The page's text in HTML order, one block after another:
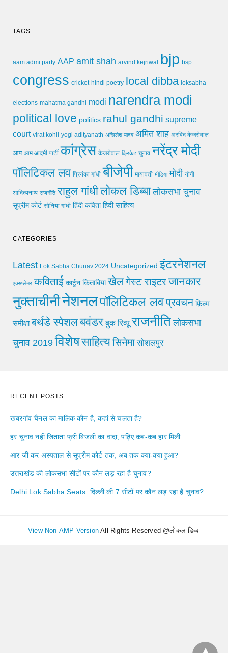
TAGS
aam admi party AAP amit shah arvind kejriwal bjp bsp
congress cricket hindi poetry local dibba loksabha
elections mahatma gandhi modi narendra modi
political love politics rahul gandhi supreme
court virat kohli yogi adityanath अखिलेश यादव अमित शाह अरविंद केजरीवाल
आप आम आदमी पार्टी कांग्रेस केजरीवाल क्रिकेट चुनाव नरेंद्र मोदी
पॉलिटिकल लव प्रियंका गांधी बीजेपी मायावती मीडिया मोदी योगी
आदित्यनाथ राजनीति राहुल गांधीलोकल डिब्बा लोकसभा चुनाव
सुप्रीम कोर्ट सोनिया गांधी हिंदी कविता हिंदी साहित्य
CATEGORIES
Latest Lok Sabha Chunav 2024 Uncategorized इंटरनेशनल
एक्सप्लेनर कविताई कार्टून किताबिया खेलगेस्ट राइटरजानकार
नुक्ताचीनीनेशनलपॉलिटिकल लवप्रवचन फ़िल्म
समीक्षा बर्थडे स्पेशलबवंडर बुक रिव्यू राजनीति लोकसभा
चुनाव 2019 विशेषसाहित्यसिनेमा सोशलपुर
RECENT POSTS
खबरगांव चैनल का मालिक कौन है, कहां से चलता है?
हर चुनाव नहीं जिताता फ्री बिजली का वादा, पढ़िए कब-कब हार मिली
आर जी कर अस्पताल से सुप्रीम कोर्ट तक, अब तक क्या-क्या हुआ?
उत्तराखंड की लोकसभा सीटों पर कौन लड़ रहा है चुनाव?
Delhi Lok Sabha Seats: दिल्ली की 7 सीटों पर कौन लड़ रहा है चुनाव?
View Non-AMP Version All Rights Reserved @लोकल डिब्बा